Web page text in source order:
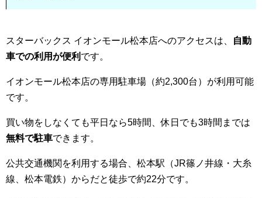
スターバックス イオンモール松本店へのアクセスは、
自動
車での利用が便利 です。
イオンモール松本店の専用駐車場（約2,300台）が利用可能
です。
買い物をしなくても平日なら5時間、休日でも3時間までは
無料で駐車できます。
公共交通機関を利用する場合、松本駅（JR篠ノ井線・大糸
線、松本電鉄）からだと徒歩で約22分です。